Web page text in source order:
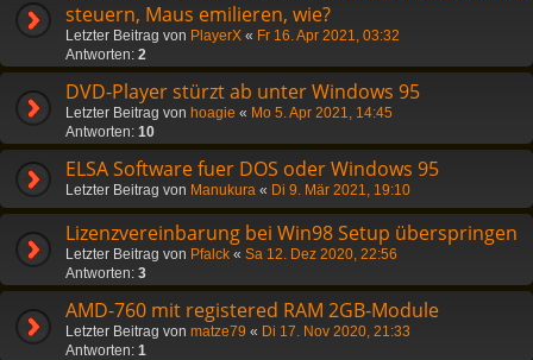
steuern, Maus emilieren, wie?
Letzter Beitrag von PlayerX « Fr 16. Apr 2021, 03:32
Antworten: 2
DVD-Player stürzt ab unter Windows 95
Letzter Beitrag von hoagie « Mo 5. Apr 2021, 14:45
Antworten: 10
ELSA Software fuer DOS oder Windows 95
Letzter Beitrag von Manukura « Di 9. Mär 2021, 19:10
Lizenzvereinbarung bei Win98 Setup überspringen
Letzter Beitrag von Pfalck « Sa 12. Dez 2020, 22:56
Antworten: 3
AMD-760 mit registered RAM 2GB-Module
Letzter Beitrag von matze79 « Di 17. Nov 2020, 21:33
Antworten: 1